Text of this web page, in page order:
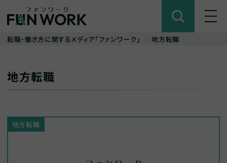
転職・働き方に関するメディア「ファンワーク」 地方転職
地方転職
地方転職